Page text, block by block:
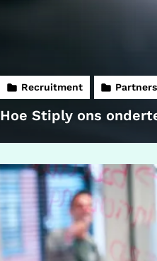
Recruitment Partners
Hoe Stiply ons